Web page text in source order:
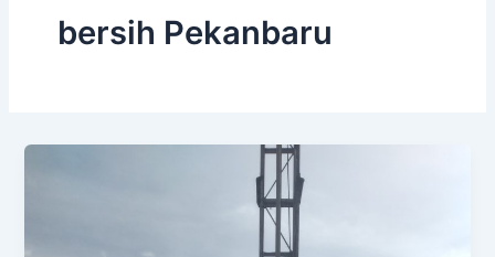
bersih Pekanbaru